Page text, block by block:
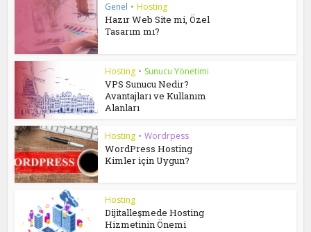
Genel • Hosting
Hazır Web Site mi, Özel
Tasarım mı?
Hosting • Sunucu Yönetimi
VPS Sunucu Nedir?
Avantajları ve Kullanım
Alanları
Hosting • Wordrpess
WordPress Hosting
Kimler için Uygun?
Hosting
Dijitalleşmede Hosting
Hizmetinin Önemi